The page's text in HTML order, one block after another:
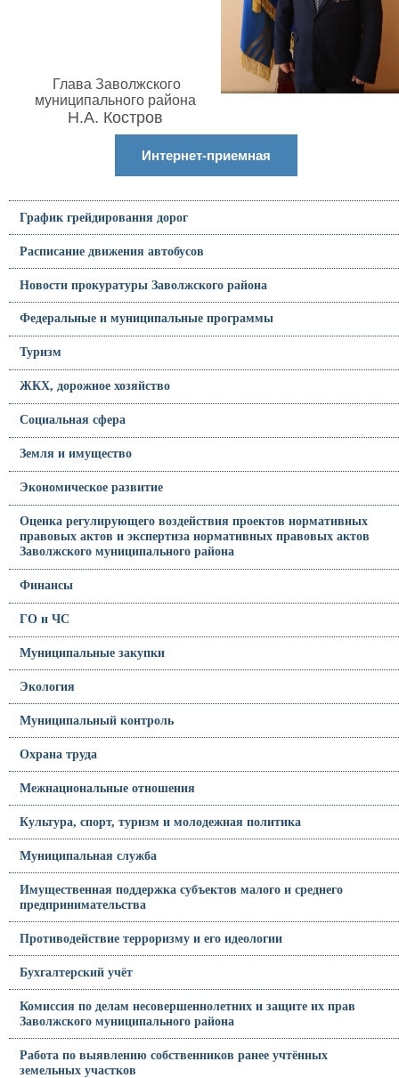
Глава Заволжского
муниципального района
Н.А. Костров
Интернет-приемная
График грейдирования дорог
Расписание движения автобусов
Новости прокуратуры Заволжского района
Федеральные и муниципальные программы
Туризм
ЖКХ, дорожное хозяйство
Социальная сфера
Земля и имущество
Экономическое развитие
Оценка регулирующего воздействия проектов нормативных
правовых актов и экспертиза нормативных правовых актов
Заволжского муниципального района
Финансы
ГО и ЧС
Муниципальные закупки
Экология
Муниципальный контроль
Охрана труда
Межнациональные отношения
Культура, спорт, туризм и молодежная политика
Муниципальная служба
Имущественная поддержка субъектов малого и среднего
предпринимательства
Противодействие терроризму и его идеологии
Бухгалтерский учёт
Комиссия по делам несовершеннолетних и защите их прав
Заволжского муниципального района
Работа по выявлению собственников ранее учтённых
земельных участков